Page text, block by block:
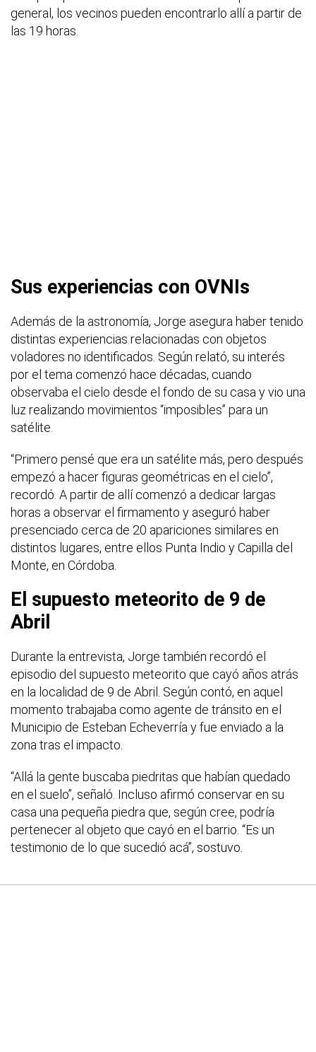
general, los vecinos pueden encontrarlo allí a partir de
las 19 horas.
Sus experiencias con OVNIs
Además de la astronomía, Jorge asegura haber tenido
distintas experiencias relacionadas con objetos
voladores no identificados. Según relató, su interés
por el tema comenzó hace décadas, cuando
observaba el cielo desde el fondo de su casa y vio una
luz realizando movimientos “imposibles” para un
satélite.
“Primero pensé que era un satélite más, pero después
empezó a hacer figuras geométricas en el cielo”,
recordó. A partir de allí comenzó a dedicar largas
horas a observar el firmamento y aseguró haber
presenciado cerca de 20 apariciones similares en
distintos lugares, entre ellos Punta Indio y Capilla del
Monte, en Córdoba.
El supuesto meteorito de 9 de
Abril
Durante la entrevista, Jorge también recordó el
episodio del supuesto meteorito que cayó años atrás
en la localidad de 9 de Abril. Según contó, en aquel
momento trabajaba como agente de tránsito en el
Municipio de Esteban Echeverría y fue enviado a la
zona tras el impacto.
“Allá la gente buscaba piedritas que habían quedado
en el suelo”, señaló. Incluso afirmó conservar en su
casa una pequeña piedra que, según cree, podría
pertenecer al objeto que cayó en el barrio. “Es un
testimonio de lo que sucedió acá”, sostuvo.